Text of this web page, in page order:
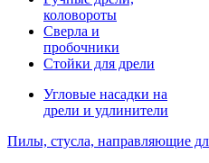
коловороты
Сверла и
пробочники
Стойки для дрели
Угловые насадки на
дрели и удлинители
Пилы, стусла, направляющие